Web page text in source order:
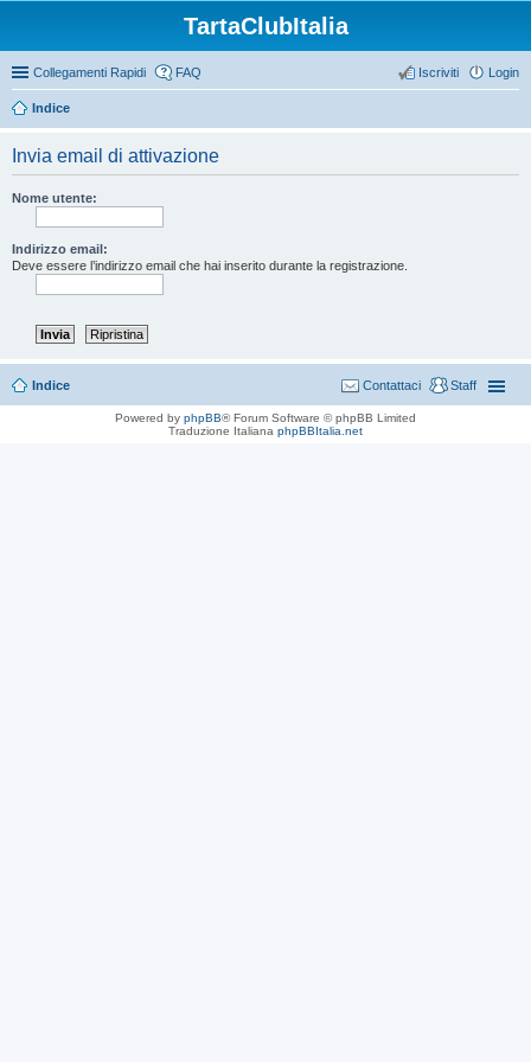
TartaClubItalia
Collegamenti Rapidi FAQ Login
Iscriviti
Indice
Invia email di attivazione
Nome utente:
Indirizzo email:
Deve essere l’indirizzo email che hai inserito durante la registrazione.
Indice Staff
Contattaci
Powered by phpBB® Forum Software © phpBB Limited
Traduzione Italiana phpBBItalia.net